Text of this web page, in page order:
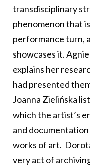
transdisciplinary
phenomenon that
performance turn,
showcases it.
explains her
had presented
Joanna Zielińska
which the artist’s
and
works of art.
very act of